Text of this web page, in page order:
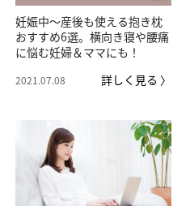
妊娠中～産後も使える抱き枕
おすすめ6選。横向き寝や腰痛
に悩む妊婦＆ママにも！
2021.07.08 詳しく見る 〉